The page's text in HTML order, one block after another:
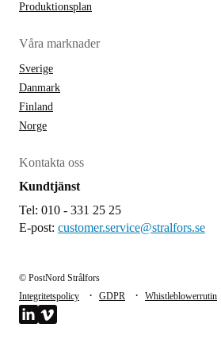
Produktionsplan
Våra marknader
Sverige
Danmark
Finland
Norge
Kontakta oss
Kundtjänst
Tel: 010 - 331 25 25
E-post: customer.service@stralfors.se
© PostNord Strålfors
Integritetspolicy
· GDPR · Whistleblowerrutin